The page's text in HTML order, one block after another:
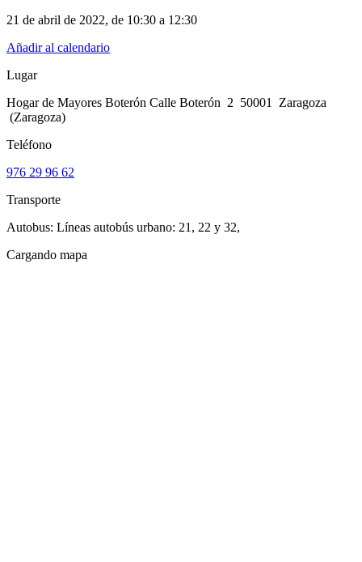
21 de abril de 2022, de 10:30 a 12:30
Añadir al calendario
Lugar
Hogar de Mayores Boterón Calle Boterón 2 50001 Zaragoza
(Zaragoza)
Teléfono
976 29 96 62
Transporte
Autobus: Líneas autobús urbano: 21, 22 y 32,
Cargando mapa